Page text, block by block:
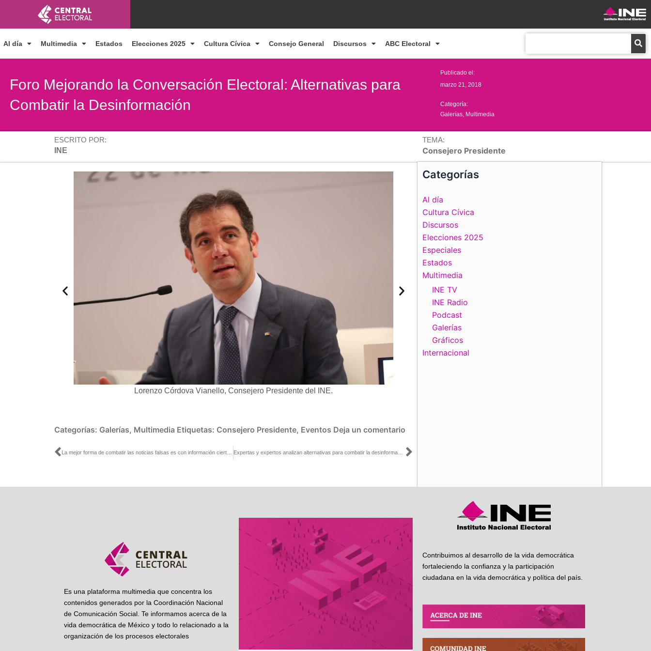
contenido
Al día Multimedia Estados Elecciones 2025 Cultura Cívica Consejo General Discursos ABC Electoral
Foro Mejorando la Conversación Electoral: Alternativas para
Combatir la Desinformación
Publicado el:
marzo 21, 2018
Categoría:
Galerías Multimedia
ESCRITO POR:
INE
TEMA:
Consejero Presidente
Lorenzo Córdova Vianello, Consejero Presidente del INE.
Categorías: Galerías, Multimedia Etiquetas: Consejero Presidente, Eventos Deja un comentario
Ant Siguiente
Categorías
Al día
Cultura Cívica
Discursos
Elecciones 2025
Especiales
Estados
Multimedia
INE TV
INE Radio
Podcast
Galerías
Gráficos
Internacional
Es una plataforma multimedia que concentra los
contenidos generados por la Coordinación Nacional
de Comunicación Social. Te informamos acerca de la
vida democrática de México y todo lo relacionado a la
organización de los procesos electorales
Contribuimos al desarrollo de la vida democrática
fortaleciendo la confianza y la participación
ciudadana en la vida democrática y política del país.